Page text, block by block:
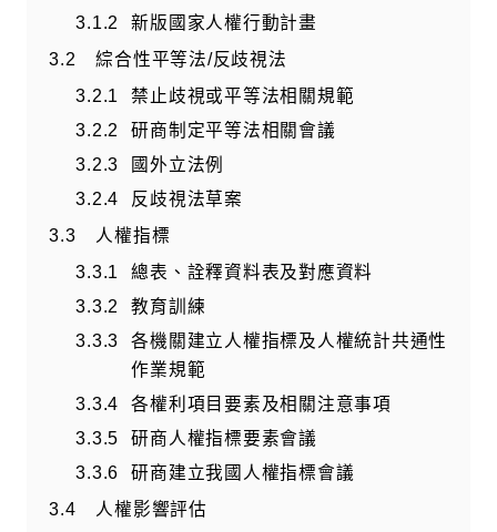
新版國家人權行動計畫
綜合性平等法/反歧視法
禁止歧視或平等法相關規範
研商制定平等法相關會議
國外立法例
反歧視法草案
人權指標
總表、詮釋資料表及對應資料
教育訓練
各機關建立人權指標及人權統計共通性
作業規範
各權利項目要素及相關注意事項
研商人權指標要素會議
研商建立我國人權指標會議
人權影響評估